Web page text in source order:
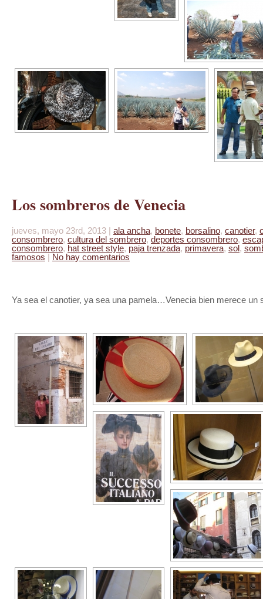
Los sombreros de Venecia
jueves, mayo 23rd, 2013 | ala ancha, bonete, borsalino, canotier,
consombrero, cultura del sombrero, deportes consombrero,
consombrero, hat street style, paja trenzada, primavera, sol,
famosos | No hay comentarios
Ya sea el canotier, ya sea una pamela…Venecia bien merece un